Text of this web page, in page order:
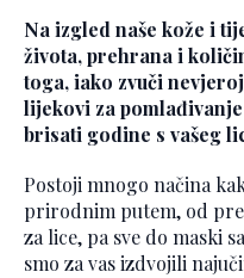
Na izgled naše kože i
života, prehrana i
toga, iako zvuči
lijekovi za
brisati godine s vašeg
Postoji mnogo načina
prirodnim putem, od
za lice, pa sve do maski
smo za vas izdvojili